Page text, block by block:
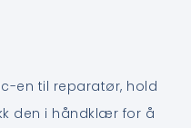
en til reparatør, hold
den i håndklær for å